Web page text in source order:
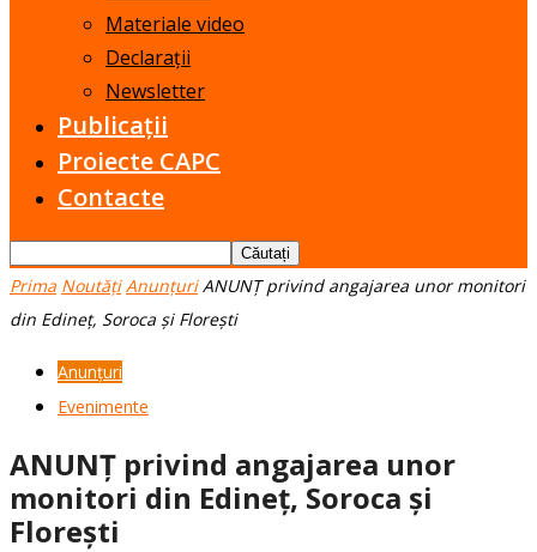
Materiale video
Declarații
Newsletter
Publicații
Proiecte CAPC
Contacte
Prima Noutăți Anunțuri ANUNȚ privind angajarea unor monitori
din Edineț, Soroca și Florești
Anunțuri
Evenimente
ANUNȚ privind angajarea unor
monitori din Edineț, Soroca și
Florești